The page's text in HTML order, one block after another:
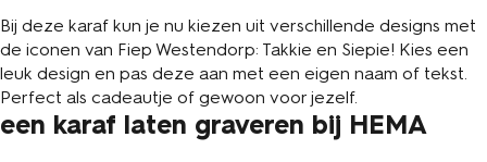
Bij deze karaf kun je nu kiezen uit verschillende designs met
de iconen van Fiep Westendorp: Takkie en Siepie! Kies een
leuk design en pas deze aan met een eigen naam of tekst.
Perfect als cadeautje of gewoon voor jezelf.
een karaf laten graveren bij HEMA